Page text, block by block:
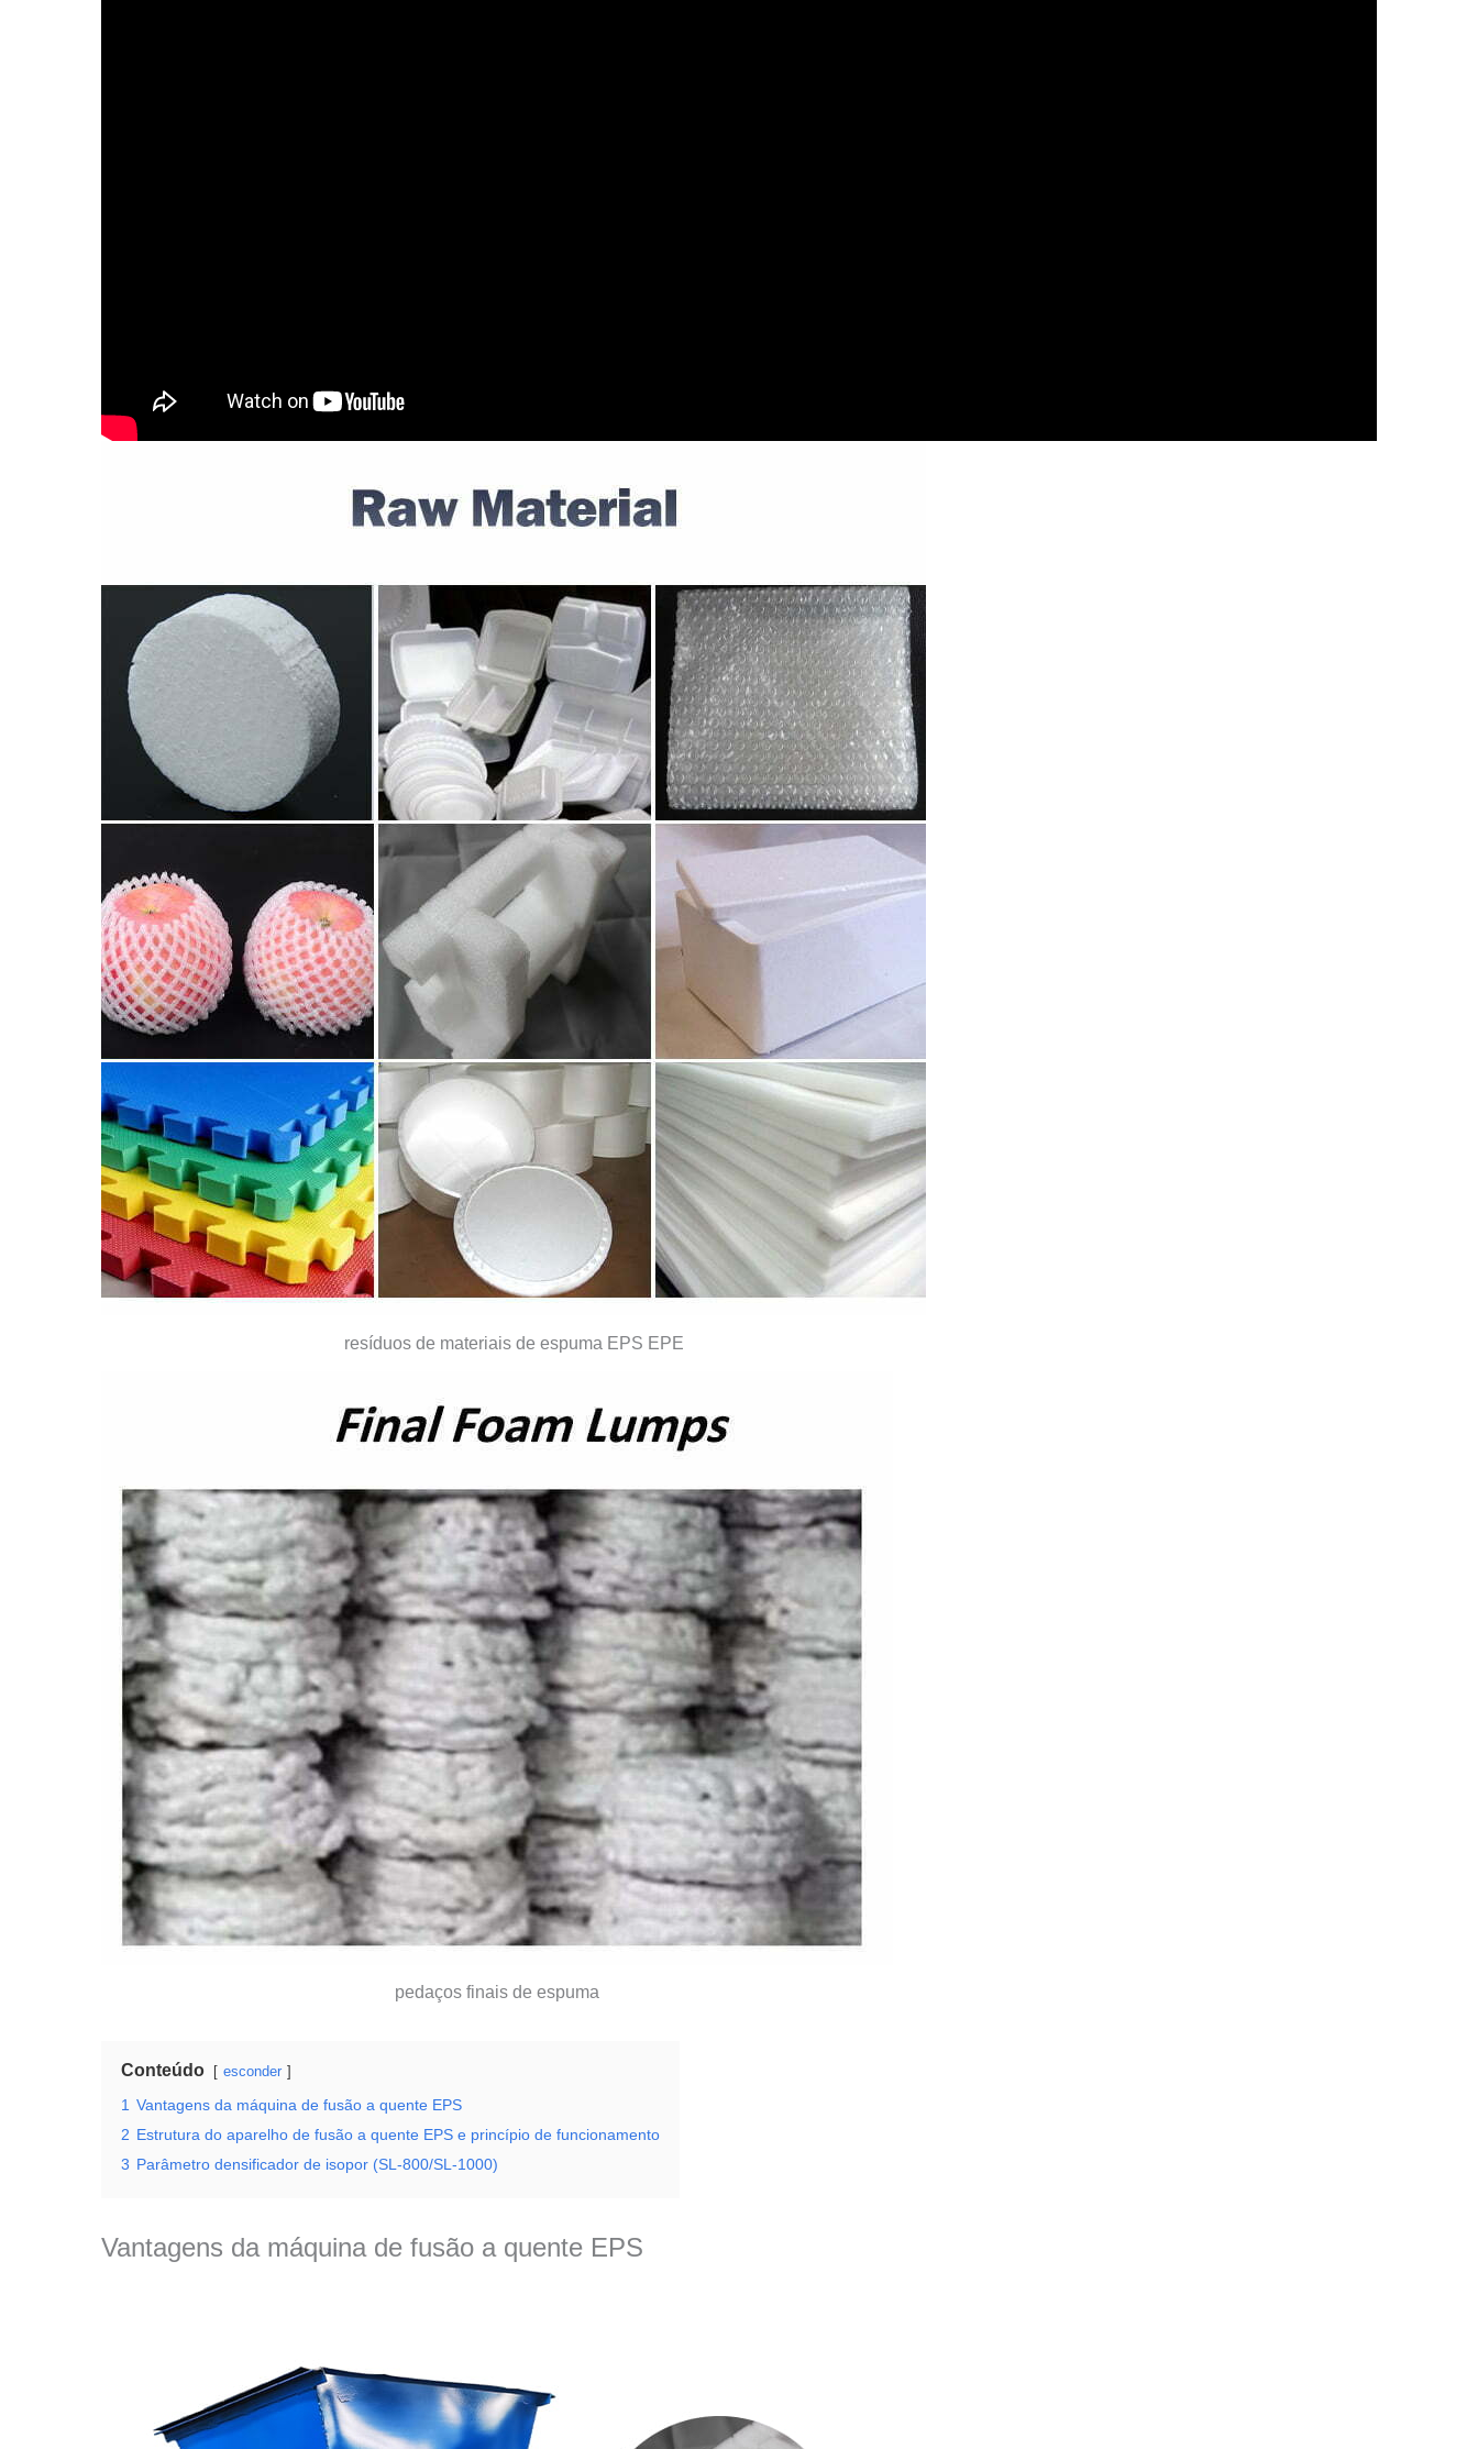
resíduos de materiais de espuma EPS EPE
pedaços finais de espuma
Conteúdo esconder
1 Vantagens da máquina de fusão a quente EPS
2 Estrutura do aparelho de fusão a quente EPS e princípio de funcionamento
3 Parâmetro densificador de isopor (SL-800/SL-1000)
Vantagens da máquina de fusão a quente EPS